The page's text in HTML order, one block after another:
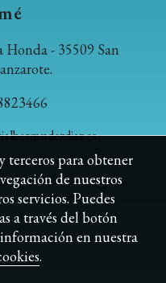
Honda - 35509 San
terceros para obtener
de nuestros
servicios. Puedes
a través del botón
en nuestra
.